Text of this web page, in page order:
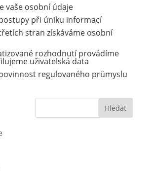
vaše osobní údaje
při úniku informací
stran získáváme osobní
rozhodnutí provádíme
uživatelská data
regulovaného průmyslu